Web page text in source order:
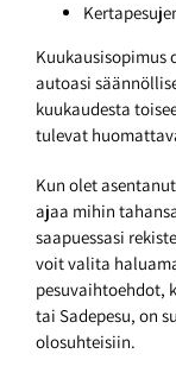
Kuukausisopimus
autoasi
kuukaudesta
tulevat
Kun olet
ajaa mihin
saapuessasi
voit valita
pesuvaihtoehdot,
tai Sadepesu, on
olosuhteisiin.